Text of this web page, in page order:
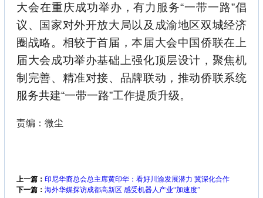
大会在重庆成功举办，有力服务“一带一路”倡
议、国家对外开放大局以及成渝地区双城经济
圈战略。相较于首届，本届大会中国侨联在上
届大会成功举办基础上强化顶层设计，聚焦机
制完善、精准对接、品牌联动，推动侨联系统
服务共建“一带一路”工作提质升级。
责编：微尘
上一篇： 印尼华裔总会总主席黄印华：看好川渝发展潜力 冀深化合作
下一篇： 海外华媒探访成都高新区 感受机器人产业“加速度”